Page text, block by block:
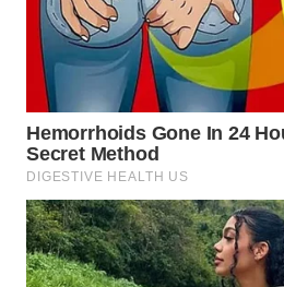
WAHANA
ADVOKAT
WAHANA
INFRASTRUKTUR
WAHANA
KONSUMEN
WAHANA
LISTRIK